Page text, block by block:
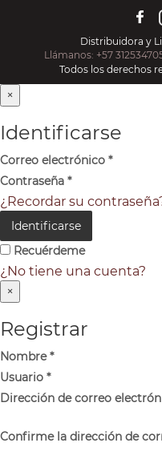
Distribuidora y
Llámanos: +57
Todos los derechos
×
Identificarse
Correo electrónico *
Contraseña *
¿Recordar su
Identificarse
Recuérdeme
¿No tiene una cuenta?
×
Registrar
Nombre*
Usuario *
Dirección de correo
Confirme la dirección de